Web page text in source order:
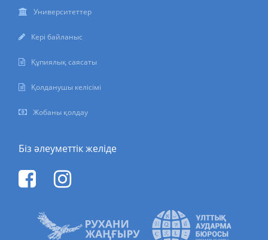
Университеттер
Кері байланыс
Құпиялық саясаты
Қолданушы келісімі
Жобаны қолдау
Біз әлеуметтік желіде